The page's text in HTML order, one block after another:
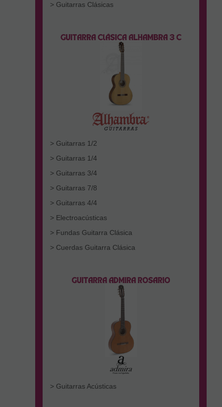
> Guitarras Clásicas
> Guitarras 1/2
> Guitarras 1/4
> Guitarras 3/4
> Guitarras 7/8
> Guitarras 4/4
> Electroacústicas
> Fundas Guitarra Clásica
> Cuerdas Guitarra Clásica
> Guitarras Acústicas